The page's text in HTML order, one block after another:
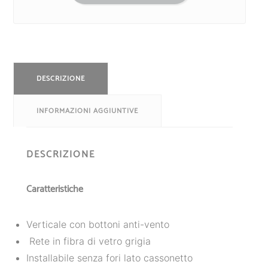
DESCRIZIONE
INFORMAZIONI AGGIUNTIVE
DESCRIZIONE
Caratteristiche
Verticale con bottoni anti-vento
Rete in fibra di vetro grigia
Installabile senza fori lato cassonetto